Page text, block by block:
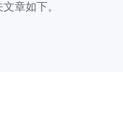
文章如下。